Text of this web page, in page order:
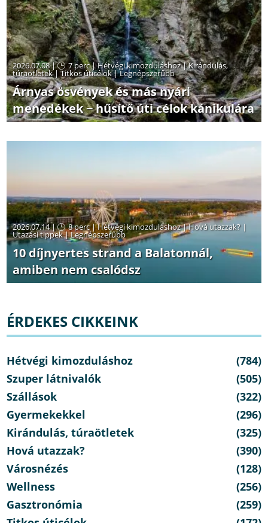
2026.07.08 | 7 perc|Hétvégi kimozduláshoz|Kirándulás,
túraötletek|Titkos úticélok|Legnépszerűbb
Árnyas ösvények és más nyári
menedékek − hűsítő úti célok kánikulára
2026.07.14 | 8 perc|Hétvégi kimozduláshoz|Hová utazzak? |
Utazási tippek|Legnépszerűbb
10 díjnyertes strand a Balatonnál,
amiben nem csalódsz
ÉRDEKES CIKKEINK
Hétvégi kimozduláshoz
(784)
Szuper látnivalók
(505)
Szállások
(322)
Gyermekekkel
(296)
Kirándulás, túraötletek
(325)
Hová utazzak?
(390)
Városnézés
(128)
Wellness
(256)
Gasztronómia
(259)